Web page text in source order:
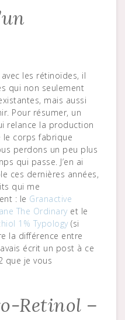
les rétinoïdes, il
qui non seulement
mais aussi
Pour résumer, un
relance la production
le corps fabrique
perdons un peu plus
qui passe. J’en ai
ces dernières années,
qui me
: le Granactive
The Ordinary et le
1% Typology (si
la différence entre
écrit un post à ce
que je vous
Retinol –